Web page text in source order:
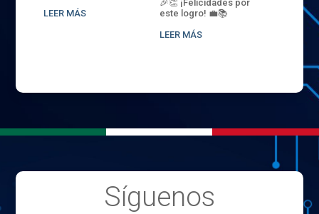
LEER MÁS
🎉👏 ¡Felicidades por
este logro! 💼📚
LEER MÁS
32
sede
Síguenos